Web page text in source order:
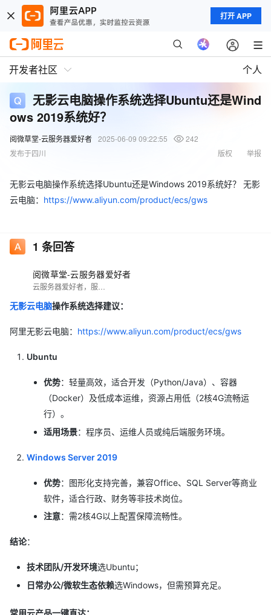
打开 APP
开发者社区 个人
无影云电脑操作系统选择Ubuntu还是Wind
ows 2019系统好？
阅微草堂-云服务器爱好者 2025-06-09 09:22:55
242
发布于四川
举报
版权
无影云电脑操作系统选择Ubuntu还是Windows 2019系统好？ 无影
云电脑： https://www.aliyun.com/product/ecs/gws
1 条回答
阅微草堂-云服务器爱好者
无影云电脑操作系统选择建议：
阿里无影云电脑： https://www.aliyun.com/product/ecs/gws
Ubuntu
优势：轻量高效，适合开发（Python/Java）、容器
（Docker）及低成本运维，资源占用低（2核4G流畅运
行）。
适用场景：程序员、运维人员或纯后端服务环境。
Windows Server 2019
优势：图形化支持完善，兼容Office、SQL Server等商业
软件，适合行政、财务等非技术岗位。
注意：需2核4G以上配置保障流畅性。
结论：
技术团队/开发环境选Ubuntu；
日常办公/微软生态依赖选Windows，但需预算充足。
常用云产品一键直达：